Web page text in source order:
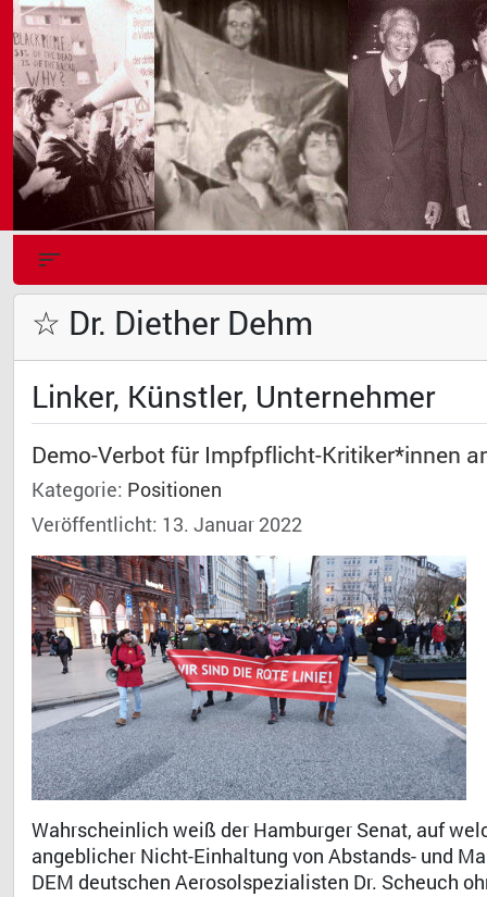
☆ Dr. Diether Dehm
Linker, Künstler, Unternehmer
Demo-Verbot für Impfpflicht-Kritiker*innen
Kategorie: Positionen
Veröffentlicht: 13. Januar 2022
Wahrscheinlich weiß der Hamburger Senat, auf
angeblicher Nicht-Einhaltung von Abstands- und
DEM deutschen Aerosolspezialisten Dr. Scheuch